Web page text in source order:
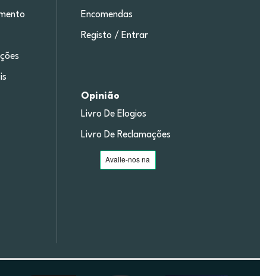
Encomendas
Registo / Entrar
Opinião
Livro De Elogios
Livro De Reclamações